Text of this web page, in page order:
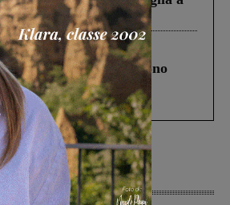
in A1 in cui morirono
Franco. Lo schianto, il
ai sorpassi fra tir....